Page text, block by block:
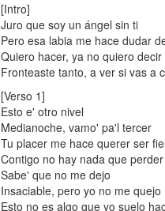
[Intro]
Juro que soy un ángel sin ti
Pero esa labia me hace dudar
Quiero hacer, ya no quiero decir
Fronteaste tanto, a ver si vas a
[Verso 1]
Esto e' otro nivel
Medianoche, vamo' pa'l tercer
Tu placer me hace querer ser fiel
Contigo no hay nada que perder
Sabe' que no me dejo
Insaciable, pero yo no me quejo
Esto no es algo que yo suelo